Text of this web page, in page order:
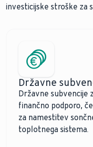
investicijske stroške za
Državne
Državne subvencije
finančno podporo,
za namestitev
toplotnega sistema.